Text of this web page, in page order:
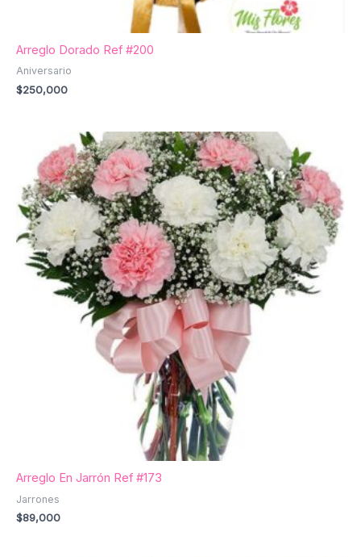
Arreglo Dorado Ref #200
Aniversario
$250,000
Arreglo En Jarrón Ref #173
Jarrones
$89,000